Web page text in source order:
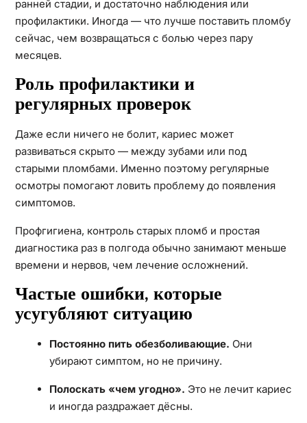
ранней стадии, и достаточно наблюдения или
профилактики. Иногда — что лучше поставить пломбу
сейчас, чем возвращаться с болью через пару
месяцев.
Роль профилактики и
регулярных проверок
Даже если ничего не болит, кариес может
развиваться скрыто — между зубами или под
старыми пломбами. Именно поэтому регулярные
осмотры помогают ловить проблему до появления
симптомов.
Профгигиена, контроль старых пломб и простая
диагностика раз в полгода обычно занимают меньше
времени и нервов, чем лечение осложнений.
Частые ошибки, которые
усугубляют ситуацию
Постоянно пить обезболивающие. Они
убирают симптом, но не причину.
Полоскать «чем угодно». Это не лечит кариес
и иногда раздражает дёсны.